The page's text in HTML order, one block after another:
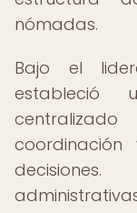
nómadas.
Bajo el
estableció